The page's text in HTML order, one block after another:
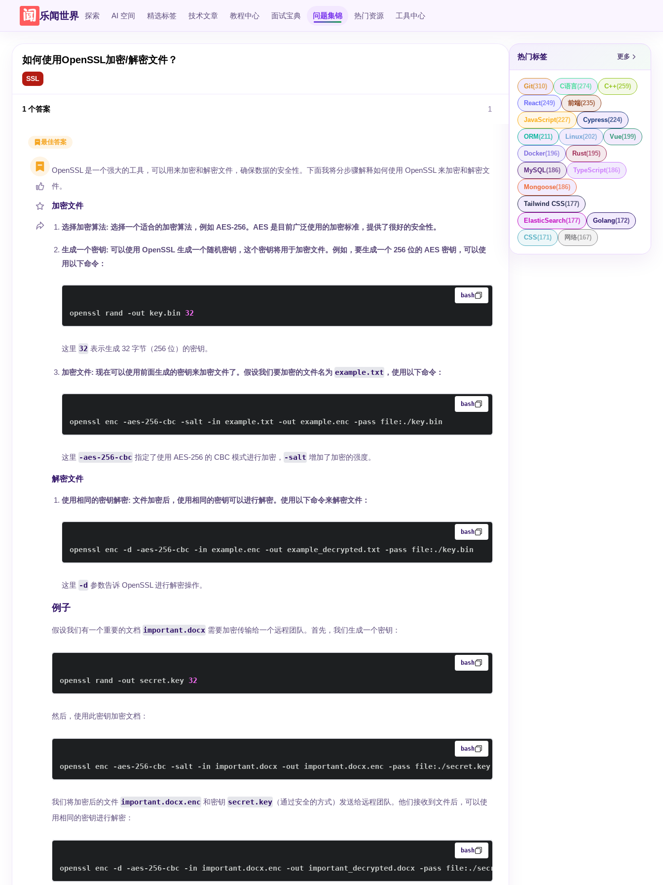
乐闻世界 探索 AI 空间 精选标签 技术文章 教程中心 面试宝典 问题集锦 热门资源 工具中心
如何使用OpenSSL加密/解密文件？
SSL
1 个答案 1
最佳答案
OpenSSL 是一个强大的工具，可以用来加密和解密文件，确保数据的安全性。下面我将分步骤解释如何使用 OpenSSL 来加密和解密文
件。
加密文件
选择加密算法: 选择一个适合的加密算法，例如 AES-256。AES 是目前广泛使用的加密标准，提供了很好的安全性。
生成一个密钥: 可以使用 OpenSSL 生成一个随机密钥，这个密钥将用于加密文件。例如，要生成一个 256 位的 AES 密钥，可以使
用以下命令：
bash
openssl rand -out key.bin 32
这里 32 表示生成 32 字节（256 位）的密钥。
加密文件: 现在可以使用前面生成的密钥来加密文件了。假设我们要加密的文件名为 example.txt ，使用以下命令：
bash
openssl enc -aes-256-cbc -salt -in example.txt -out example.enc -pass file:./key.bin
这里 -aes-256-cbc 指定了使用 AES-256 的 CBC 模式进行加密， -salt 增加了加密的强度。
解密文件
使用相同的密钥解密: 文件加密后，使用相同的密钥可以进行解密。使用以下命令来解密文件：
bash
openssl enc -d -aes-256-cbc -in example.enc -out example_decrypted.txt -pass file:./key.bin
这里 -d 参数告诉 OpenSSL 进行解密操作。
例子
假设我们有一个重要的文档 important.docx 需要加密传输给一个远程团队。首先，我们生成一个密钥：
bash
openssl rand -out secret.key 32
然后，使用此密钥加密文档：
bash
openssl enc -aes-256-cbc -salt -in important.docx -out important.docx.enc -pass file:./secret.key
我们将加密后的文件 important.docx.enc 和密钥 secret.key （通过安全的方式）发送给远程团队。他们接收到文件后，可以使
用相同的密钥进行解密：
bash
openssl enc -d -aes-256-cbc -in important.docx.enc -out important_decrypted.docx -pass file:./secret.key
热门标签 更多
Git(310) C语言(274) C++(259)
React(249) 前端(235)
JavaScript(227) Cypress(224)
ORM(211) Linux(202) Vue(199)
Docker(196) Rust(195)
MySQL(186) TypeScript(186)
Mongoose(186)
Tailwind CSS(177)
ElasticSearch(177) Golang(172)
CSS(171) 网络(167)